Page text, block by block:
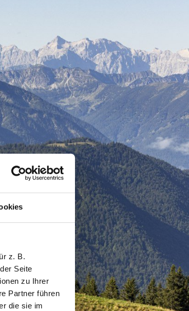
z. B.
Seite
zu Ihrer
Partner führen
die sie im